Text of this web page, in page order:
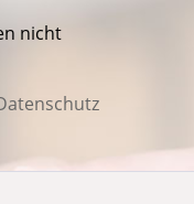
nicht